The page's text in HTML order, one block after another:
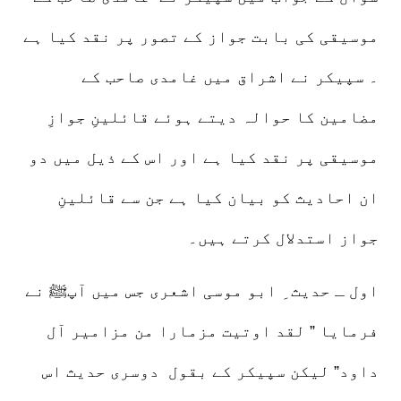
موسیقی کی بابت جواز کے تصور پر نقد کیا ہے
۔ سپیکر نے اشراق میں غامدی صاحب کے
مضامین کا حوالہ دیتے ہوئے قائلینِ جوازِ
موسیقی پر نقد کیا ہے اور اس کے ذیل میں دو
ان احادیث کو بیان کیا ہے جن سے قائلینِ
جواز استدلال کرتے ہیں۔
اول ـ حدیث ِ ابو موسی اشعری جس میں آپﷺ نے
فرمایا ” لقد اوتیت مزمارا من مزامیر آل
داود” لیکن سپیکر کے بقول دوسری حدیث اس